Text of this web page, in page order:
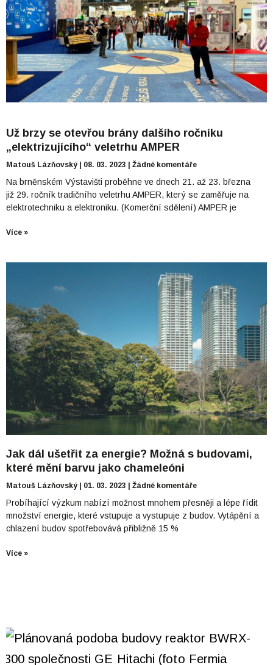
Už brzy se otevřou brány dalšího ročníku
„elektrizujícího“ veletrhu AMPER
Matouš Lázňovský 08. 03. 2023 Žádné komentáře
Na brněnském Výstavišti proběhne ve dnech 21. až 23. března
již 29. ročník tradičního veletrhu AMPER, který se zaměřuje na
elektrotechniku a elektroniku. (Komerční sdělení) AMPER je
Více »
Jak dál ušetřit za energie? Možná s budovami,
které mění barvu jako chameleóni
Matouš Lázňovský 01. 03. 2023 Žádné komentáře
Probíhající výzkum nabízí možnost mnohem přesněji a lépe řídit
množství energie, které vstupuje a vystupuje z budov. Vytápění a
chlazení budov spotřebovává přibližně 15 %
Více »